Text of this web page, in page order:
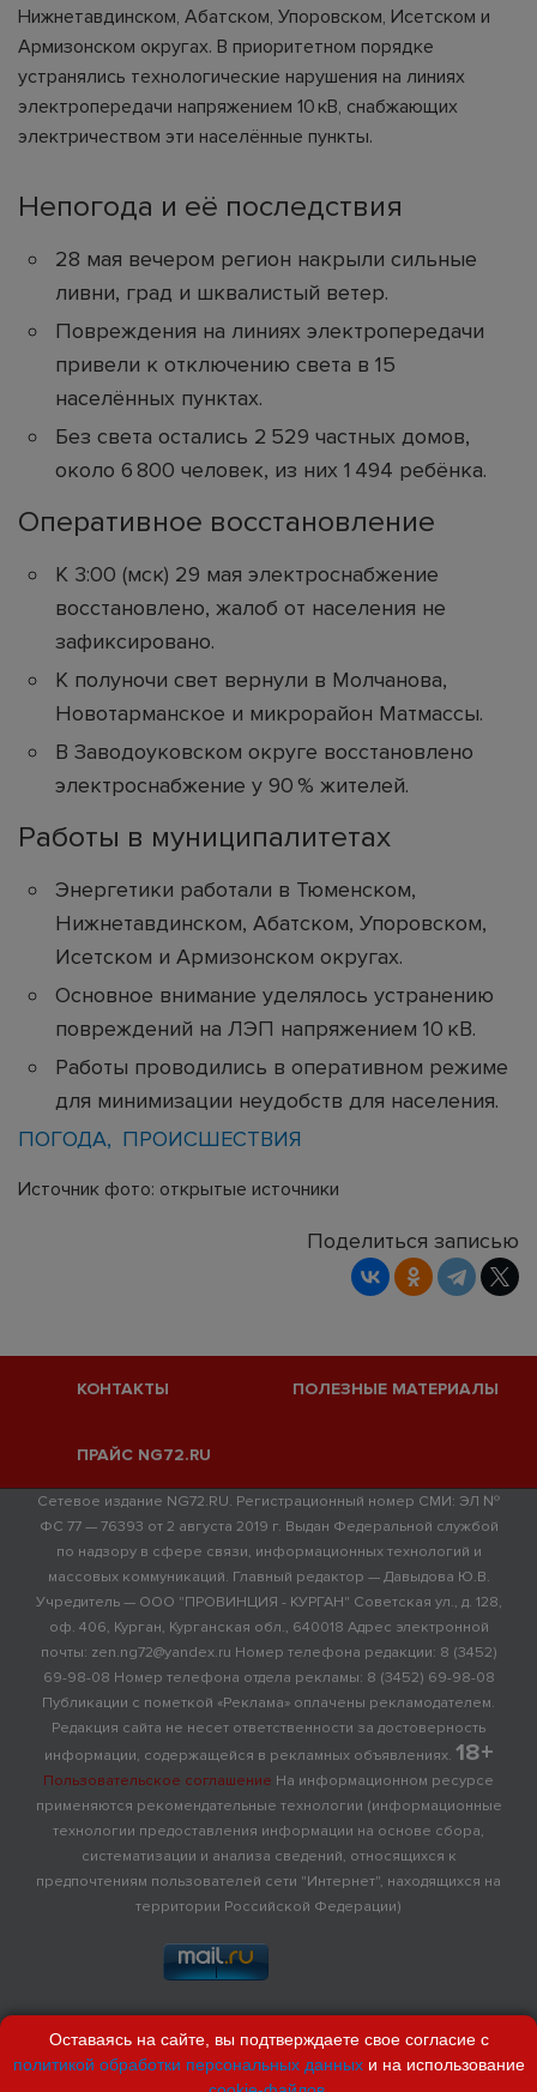
Нижнетавдинском, Абатском, Упоровском, Исетском и
Армизонском округах. В приоритетном порядке
устранялись технологические нарушения на линиях
электропередачи напряжением 10 кВ, снабжающих
электричеством эти населённые пункты.
Непогода и её последствия
28 мая вечером регион накрыли сильные
ливни, град и шквалистый ветер.
Повреждения на линиях электропередачи
привели к отключению света в 15
населённых пунктах.
Без света остались 2 529 частных домов,
около 6 800 человек, из них 1 494 ребёнка.
Оперативное восстановление
К 3:00 (мск) 29 мая электроснабжение
восстановлено, жалоб от населения не
зафиксировано.
К полуночи свет вернули в Молчанова,
Новотарманское и микрорайон Матмассы.
В Заводоуковском округе восстановлено
электроснабжение у 90 % жителей.
Работы в муниципалитетах
Энергетики работали в Тюменском,
Нижнетавдинском, Абатском, Упоровском,
Исетском и Армизонском округах.
Основное внимание уделялось устранению
повреждений на ЛЭП напряжением 10 кВ.
Работы проводились в оперативном режиме
для минимизации неудобств для населения.
ПОГОДА
ПРОИСШЕСТВИЯ
Источник фото: открытые источники
Поделиться записью
КОНТАКТЫ ПОЛЕЗНЫЕ МАТЕРИАЛЫ
ПРАЙС NG72.RU
Сетевое издание NG72.RU. Регистрационный номер СМИ: ЭЛ №
ФС 77 — 76393 от 2 августа 2019 г. Выдан Федеральной службой
по надзору в сфере связи, информационных технологий и
массовых коммуникаций. Главный редактор — Давыдова Ю.В.
Учредитель — ООО "ПРОВИНЦИЯ - КУРГАН" Советская ул., д. 128,
оф. 406, Курган, Курганская обл., 640018 Адрес электронной
почты: zen.ng72@yandex.ru Номер телефона редакции: 8 (3452)
69-98-08 Номер телефона отдела рекламы: 8 (3452) 69-98-08
Публикации с пометкой «Реклама» оплачены рекламодателем.
Редакция сайта не несет ответственности за достоверность
информации, содержащейся в рекламных объявлениях. 18+
Пользовательское соглашение На информационном ресурсе
применяются рекомендательные технологии (информационные
технологии предоставления информации на основе сбора,
систематизации и анализа сведений, относящихся к
предпочтениям пользователей сети "Интернет", находящихся на
территории Российской Федерации)
Оставаясь на сайте, вы подтверждаете свое согласие с
политикой обработки персональных данныхи на использование